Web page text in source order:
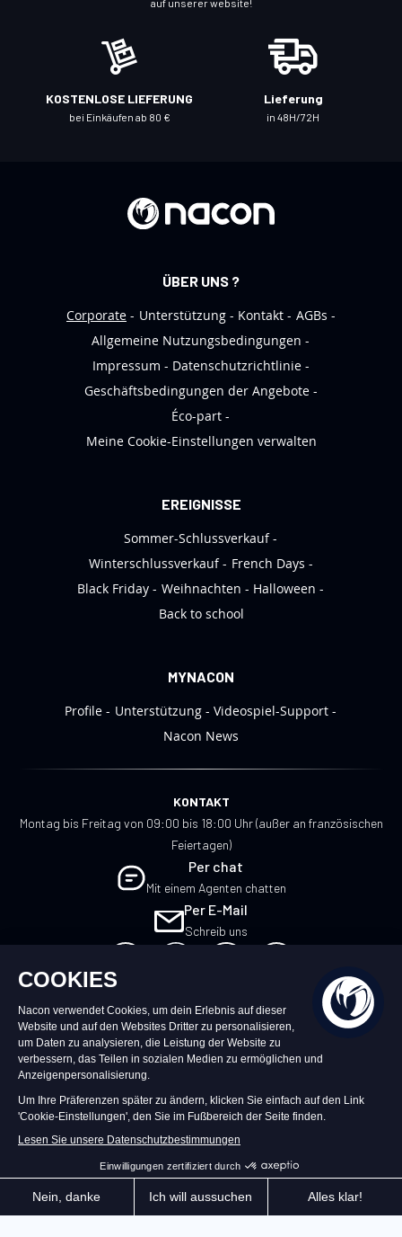
auf unserer website!
KOSTENLOSE LIEFERUNG
bei Einkäufen ab 80 €
Lieferung
in 48H/72H
ÜBER UNS ?
Corporate
Unterstützung Kontakt
AGBs
Allgemeine Nutzungsbedingungen
Impressum
Datenschutzrichtlinie
Geschäftsbedingungen der Angebote
Éco-part
Meine Cookie-Einstellungen verwalten
EREIGNISSE
Sommer-Schlussverkauf
Winterschlussverkauf
French Days
Black Friday
Weihnachten
Halloween
Back to school
MYNACON
Profile
Unterstützung
Videospiel-Support
Nacon News
KONTAKT
Montag bis Freitag von 09:00 bis 18:00 Uhr (außer an französischen
Feiertagen)
Per chat
Mit einem Agenten chatten
Per E-Mail
Schreib uns
DE
©2026 – Nacon | NACON™ ist ein
eingetragenes Warenzeichen. Alle Rechte